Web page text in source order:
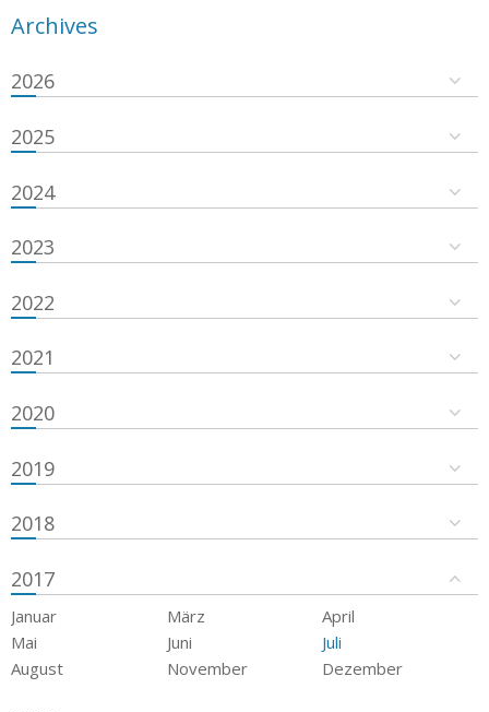
Archives
2026
2025
2024
2023
2022
2021
2020
2019
2018
2017
Januar März
April
Mai
Juni
Juli
August
November Dezember